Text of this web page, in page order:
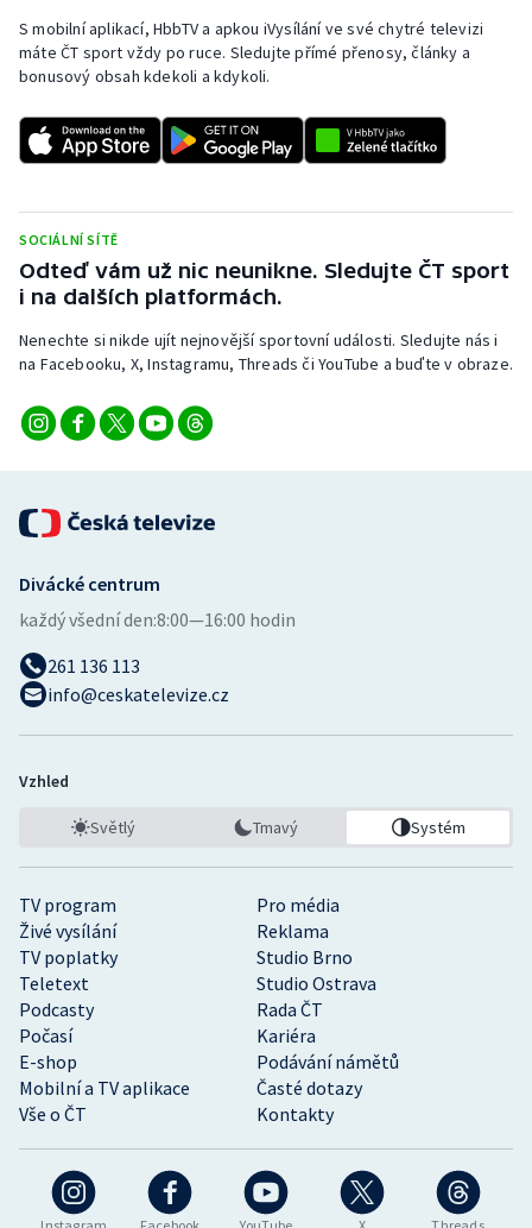
Short track
Sportovní střelba
Triatlon
Veslování
Vodní slalom
Volejbal
Ostatní
S mobilní aplikací, HbbTV a apkou iVysílání ve své chytré televizi
máte ČT sport vždy po ruce. Sledujte přímé přenosy, články a
bonusový obsah kdekoli a kdykoli.
SOCIÁLNÍ SÍTĚ
Odteď vám už nic neunikne. Sledujte ČT sport
i na dalších platformách.
Nenechte si nikde ujít nejnovější sportovní události. Sledujte nás i
na Facebooku, X, Instagramu, Threads či YouTube a buďte v obraze.
TV program
Pro média
Živé vysílání
Reklama
TV poplatky
Studio Brno
Teletext
Studio Ostrava
Podcasty
Rada ČT
Počasí
Kariéra
E-shop
Podávání námětů
Mobilní a TV aplikace
Časté dotazy
Vše o ČT
Kontakty
Divácké centrum
každý všední den:8:00—16:00 hodin
261 136 113
info@ceskatelevize.cz
Vzhled
Světlý Tmavý Systém